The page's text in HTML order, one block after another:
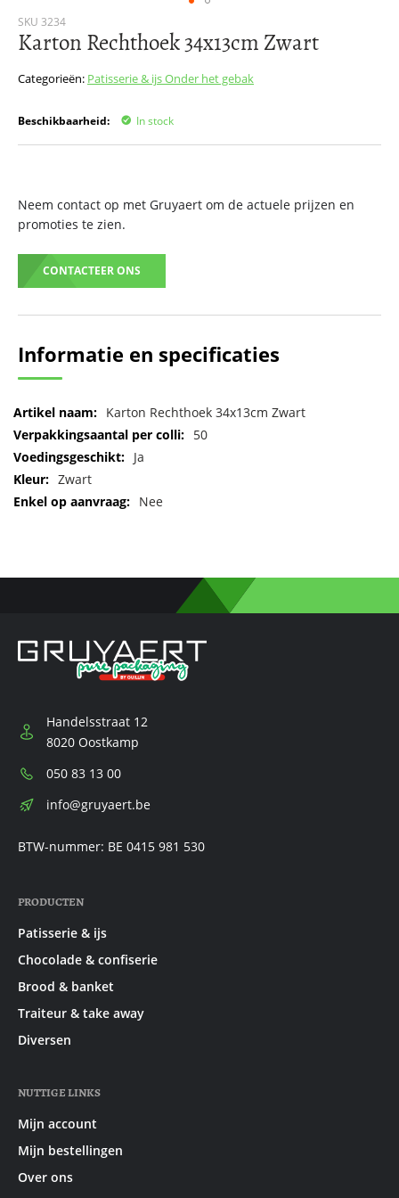
SKU 3234
Karton Rechthoek 34x13cm Zwart
Categorieën: Patisserie & ijsOnder het gebak
Beschikbaarheid: In stock
Neem contact op met Gruyaert om de actuele prijzen en
promoties te zien.
CONTACTEER ONS
Ga
naar
begin
afbeeldingen-
gallerij
Informatie en specificaties
Meer
informatie
Karton Rechthoek 34x13cm Zwart
50
Ja
Zwart
Nee
Handelsstraat 12
8020 Oostkamp
Telefoon:
050 83 13 00
E-
info@gruyaert.be
BTW-nummer: BE 0415 981 530
PRODUCTEN
Patisserie & ijs
Chocolade & confiserie
Brood & banket
Traiteur & take away
Diversen
NUTTIGE LINKS
Mijn account
Mijn bestellingen
Over ons